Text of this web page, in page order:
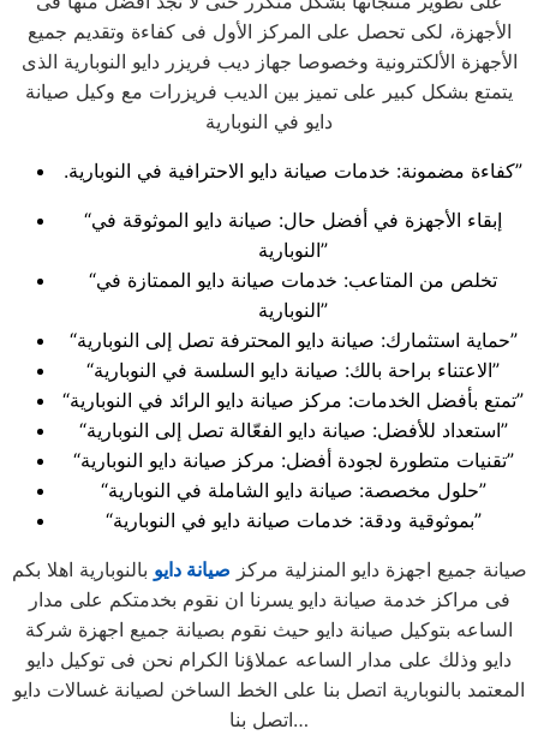
الأجهزة، لكى تحصل على المركز الأول فى كفاءة وتقديم جميع
الأجهزة الألكترونية وخصوصا جهاز ديب فريزر دايو النوبارية الذى
يتمتع بشكل كبير على تميز بين الديب فريزرات مع وكيل صيانة
دايو في النوبارية
.كفاءة مضمونة: خدمات صيانة دايو الاحترافية في النوبارية”
“إبقاء الأجهزة في أفضل حال: صيانة دايو الموثوقة في
النوبارية”
“تخلص من المتاعب: خدمات صيانة دايو الممتازة في
النوبارية”
“حماية استثمارك: صيانة دايو المحترفة تصل إلى النوبارية”
“الاعتناء براحة بالك: صيانة دايو السلسة في النوبارية”
“تمتع بأفضل الخدمات: مركز صيانة دايو الرائد في النوبارية”
“استعداد للأفضل: صيانة دايو الفعّالة تصل إلى النوبارية”
“تقنيات متطورة لجودة أفضل: مركز صيانة دايو النوبارية”
“حلول مخصصة: صيانة دايو الشاملة في النوبارية”
“بموثوقية ودقة: خدمات صيانة دايو في النوبارية”
صيانة جميع اجهزة دايو المنزلية مركز صيانة دايو بالنوبارية اهلا بكم
فى مراكز خدمة صيانة دايو يسرنا ان نقوم بخدمتكم على مدار
الساعه بتوكيل صيانة دايو حيث نقوم بصيانة جميع اجهزة شركة
دايو وذلك على مدار الساعه عملاؤنا الكرام نحن فى توكيل دايو
المعتمد بالنوبارية اتصل بنا على الخط الساخن لصيانة غسالات دايو
اتصل بنا…